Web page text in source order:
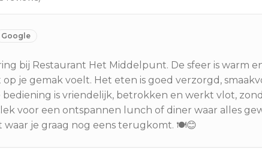
Google
bij Restaurant Het Middelpunt. De sfeer is warm
op je gemak voelt. Het eten is goed verzorgd,
bediening is vriendelijk, betrokken en werkt vlot,
voor een ontspannen lunch of diner waar alles
waar je graag nog eens terugkomt. 🍽️😊